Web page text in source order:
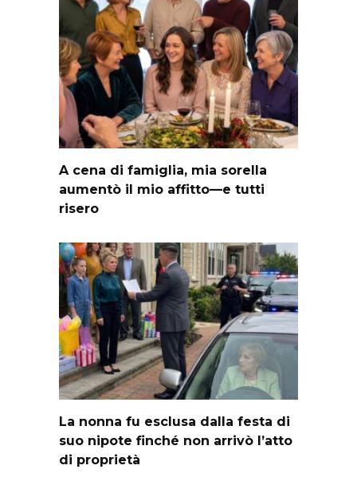
A cena di famiglia, mia sorella
aumentò il mio affitto—e tutti
risero
La nonna fu esclusa dalla festa di
suo nipote finché non arrivò l’atto
di proprietà